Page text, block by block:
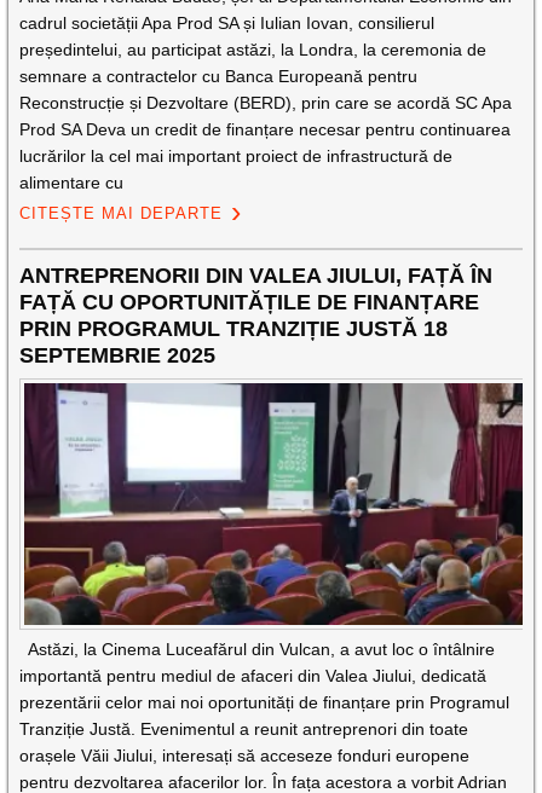
cadrul societății Apa Prod SA și Iulian Iovan, consilierul
președintelui, au participat astăzi, la Londra, la ceremonia de
semnare a contractelor cu Banca Europeană pentru
Reconstrucție și Dezvoltare (BERD), prin care se acordă SC Apa
Prod SA Deva un credit de finanțare necesar pentru continuarea
lucrărilor la cel mai important proiect de infrastructură de
alimentare cu
CITEȘTE MAI DEPARTE
ANTREPRENORII DIN VALEA JIULUI, FAȚĂ ÎN
FAȚĂ CU OPORTUNITĂȚILE DE FINANȚARE
PRIN PROGRAMUL TRANZIȚIE JUSTĂ 18
SEPTEMBRIE 2025
Astăzi, la Cinema Luceafărul din Vulcan, a avut loc o întâlnire
importantă pentru mediul de afaceri din Valea Jiului, dedicată
prezentării celor mai noi oportunități de finanțare prin Programul
Tranziție Justă. Evenimentul a reunit antreprenori din toate
orașele Văii Jiului, interesați să acceseze fonduri europene
pentru dezvoltarea afacerilor lor. În fața acestora a vorbit Adrian